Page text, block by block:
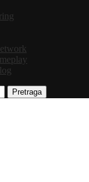
Pretraga